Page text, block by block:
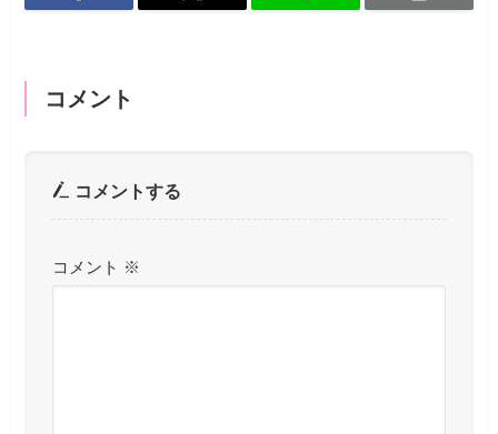
コメント
コメントする
コメント ※